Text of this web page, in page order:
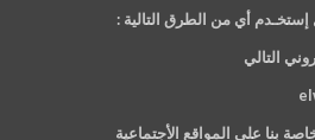
إستخـدم أي من الطرق التالية :
التالي
بنا علي المواقع الأجتماعية